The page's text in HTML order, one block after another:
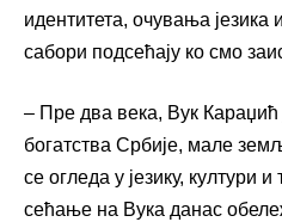
идентитета, очувања језика
сабори подсећају ко смо
– Пре два века, Вук Караџић
богатства Србије, мале
се огледа у језику, култури
сећање на Вука данас